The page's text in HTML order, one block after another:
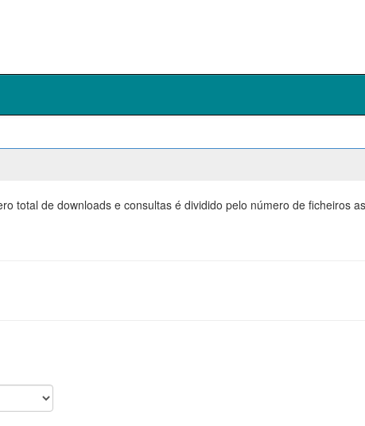
total de downloads e consultas é dividido pelo número de ficheiros